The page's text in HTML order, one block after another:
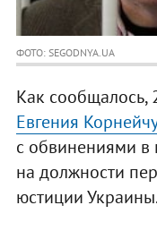
ФОТО: SEGODNYA.UA
Как сообщалось,
Евгения
с обвинениями в
на должности
юстиции